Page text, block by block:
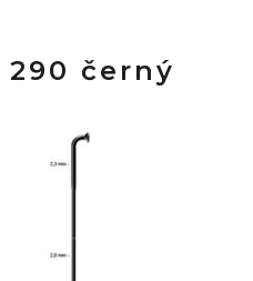
černý